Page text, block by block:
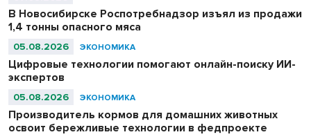
В Новосибирске Роспотребнадзор изъял из продажи
1,4 тонны опасного мяса
05.08.2026 ЭКОНОМИКА
Цифровые технологии помогают онлайн-поиску ИИ-
экспертов
05.08.2026 ЭКОНОМИКА
Производитель кормов для домашних животных
освоит бережливые технологии в федпроекте